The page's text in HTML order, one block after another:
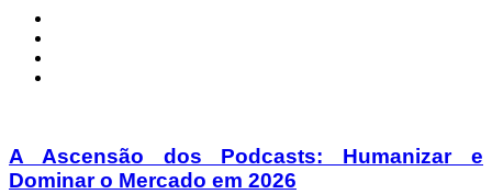
A Ascensão dos Podcasts: Humanizar e
Dominar o Mercado em 2026